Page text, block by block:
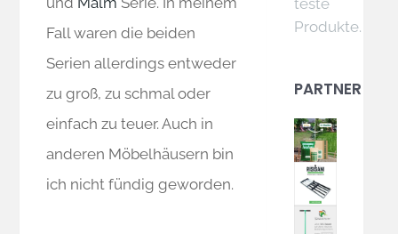
Fall waren die beiden
Serien allerdings entweder
zu groß, zu schmal oder
einfach zu teuer. Auch in
anderen Möbelhäusern bin
ich nicht fündig geworden.
teste
Produkte.
PARTNER